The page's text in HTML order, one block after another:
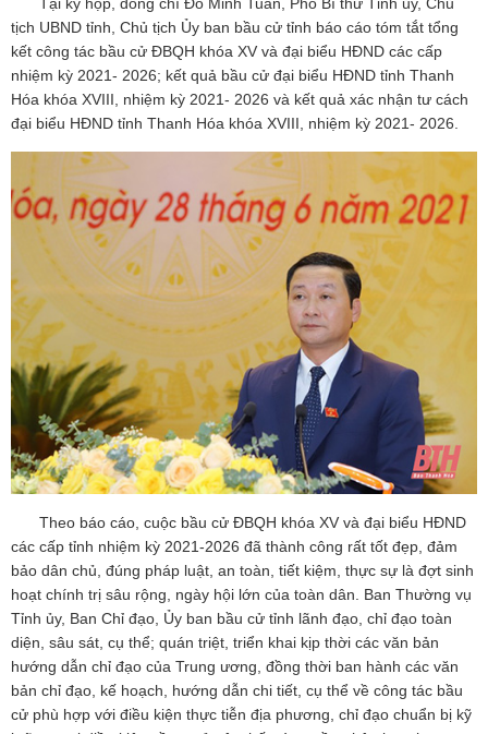
tịch UBND tỉnh, Chủ tịch Ủy ban bầu cử tỉnh báo cáo tóm tắt tổng
kết công tác bầu cử ĐBQH khóa XV và đại biểu HĐND các cấp
nhiệm kỳ 2021- 2026; kết quả bầu cử đại biểu HĐND tỉnh Thanh
Hóa khóa XVIII, nhiệm kỳ 2021- 2026 và kết quả xác nhận tư cách
đại biểu HĐND tỉnh Thanh Hóa khóa XVIII, nhiệm kỳ 2021- 2026.
Theo báo cáo, cuộc bầu cử ĐBQH khóa XV và đại biểu HĐND
các cấp tỉnh nhiệm kỳ 2021-2026 đã thành công rất tốt đẹp, đảm
bảo dân chủ, đúng pháp luật, an toàn, tiết kiệm, thực sự là đợt sinh
hoạt chính trị sâu rộng, ngày hội lớn của toàn dân. Ban Thường vụ
Tỉnh ủy, Ban Chỉ đạo, Ủy ban bầu cử tỉnh lãnh đạo, chỉ đạo toàn
diện, sâu sát, cụ thể; quán triệt, triển khai kịp thời các văn bản
hướng dẫn chỉ đạo của Trung ương, đồng thời ban hành các văn
bản chỉ đạo, kế hoạch, hướng dẫn chi tiết, cụ thể về công tác bầu
cử phù hợp với điều kiện thực tiễn địa phương, chỉ đạo chuẩn bị kỹ